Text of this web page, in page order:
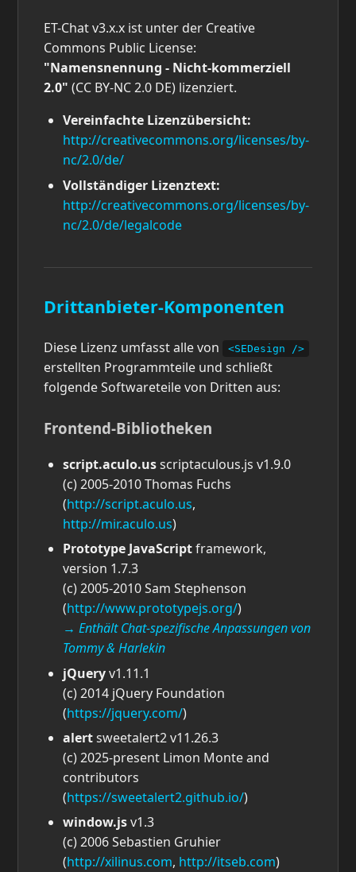
ET-Chat v3.x.x ist unter der Creative
Commons Public License:
"Namensnennung - Nicht-kommerziell
2.0" (CC BY-NC 2.0 DE) lizenziert.
Vereinfachte Lizenzübersicht:
http://creativecommons.org/licenses/by-
nc/2.0/de/
Vollständiger Lizenztext:
http://creativecommons.org/licenses/by-
nc/2.0/de/legalcode
Drittanbieter-Komponenten
Diese Lizenz umfasst alle von <SEDesign />
erstellten Programmteile und schließt
folgende Softwareteile von Dritten aus:
Frontend-Bibliotheken
script.aculo.usscriptaculous.js v1.9.0
(c) 2005-2010 Thomas Fuchs
(http://script.aculo.us,
http://mir.aculo.us)
Prototype JavaScriptframework,
version 1.7.3
(c) 2005-2010 Sam Stephenson
(http://www.prototypejs.org/)
→ Enthält Chat-spezifische Anpassungen von
Tommy & Harlekin
jQueryv1.11.1
(c) 2014 jQuery Foundation
(https://jquery.com/)
alertsweetalert2 v11.26.3
(c) 2025-present Limon Monte and
contributors
(https://sweetalert2.github.io/)
window.jsv1.3
(c) 2006 Sebastien Gruhier
(http://xilinus.com, http://itseb.com)